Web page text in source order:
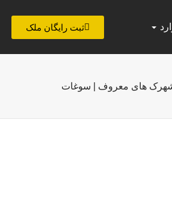
ثبت رایگان ملک
شهرک های معروف | سوغات